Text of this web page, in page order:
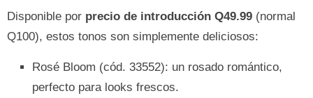
Disponible por precio de introducción Q49.99 (normal
Q100), estos tonos son simplemente deliciosos:
Rosé Bloom (cód. 33552): un rosado romántico,
perfecto para looks frescos.